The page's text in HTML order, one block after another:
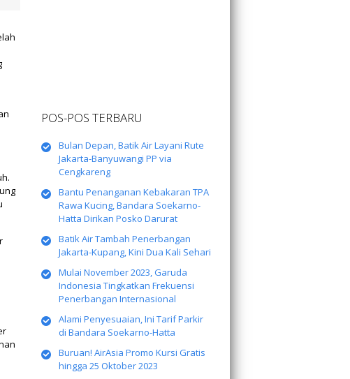
POS-POS TERBARU
Bulan Depan, Batik Air Layani Rute
Jakarta-Banyuwangi PP via
Cengkareng
Bantu Penanganan Kebakaran TPA
Rawa Kucing, Bandara Soekarno-
Hatta Dirikan Posko Darurat
Batik Air Tambah Penerbangan
Jakarta-Kupang, Kini Dua Kali Sehari
Mulai November 2023, Garuda
Indonesia Tingkatkan Frekuensi
Penerbangan Internasional
Alami Penyesuaian, Ini Tarif Parkir
di Bandara Soekarno-Hatta
Buruan! AirAsia Promo Kursi Gratis
hingga 25 Oktober 2023